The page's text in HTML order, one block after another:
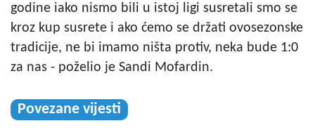
godine iako nismo bili u istoj ligi susretali smo se
kroz kup susrete i ako ćemo se držati ovosezonske
tradicije, ne bi imamo ništa protiv, neka bude 1:0
za nas - poželio je Sandi Mofardin.
Povezane vijesti